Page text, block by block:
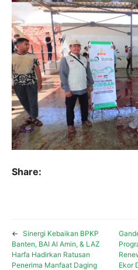
Share:
← Sinergi Kebaikan BPKP
Banten, BAI Al Amin, & LAZ
Harfa Hadirkan Ratusan
Penerima Manfaat Daging
Ekor